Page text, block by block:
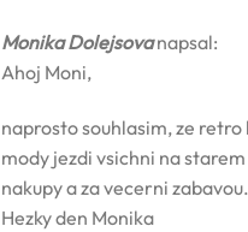
Monika Dolejsova napsal:
Ahoj Moni,
naprosto souhlasim, ze
mody jezdi vsichni na
nakupy a za vecerni
Hezky den Monika